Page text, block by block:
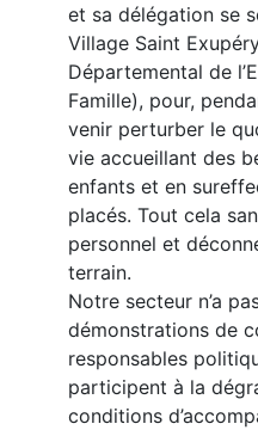
et sa délégation se
Village Saint
Départemental de
Famille), pour,
venir perturber le
vie accueillant des
enfants et en
placés. Tout cela
personnel et
terrain.
Notre secteur n’a
démonstrations de
responsables
participent à la
conditions